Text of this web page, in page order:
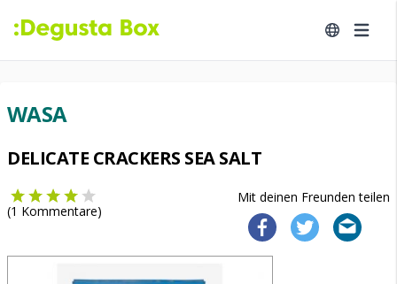
WASA
DELICATE CRACKERS SEA SALT
Mit deinen Freunden teilen
(1 Kommentare)